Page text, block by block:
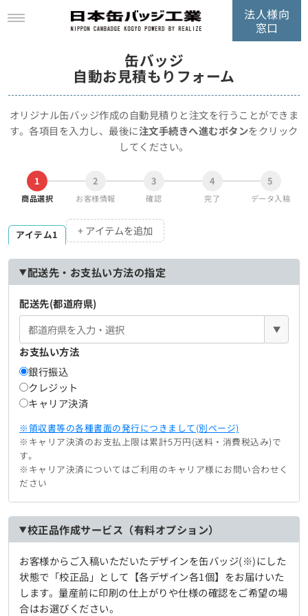
法人様向
窓口
缶バッジ
自動お見積もりフォーム
オリジナル缶バッジ作成の自動見積りと注文を行うことができま
す。各項目を入力し、最後に注文手続きへ進むボタンをクリック
してください。
1
商品選択
2
お客様情報
3
確認
4
完了
5
データ入稿
アイテム1 + アイテムを追加
配送先・お支払い方法の指定
配送先(都道府県)
▼
お支払い方法
銀行振込
クレジット
キャリア決済
※領収書等の各種書面の発行につきまして(別ページ)
※キャリア決済のお支払上限は累計5万円(送料・消費税込み)で
す。
※キャリア決済についてはご利用のキャリア様にお問い合わせく
ださい
校正品作成サービス（有料オプション）
お客様からご入稿いただいたデザインを缶バッジ(※)にした
状態で「校正品」として【各デザイン各1個】をお届けいた
します。量産前に印刷の仕上がりや仕様の確認をご希望の場
合はお選びください。